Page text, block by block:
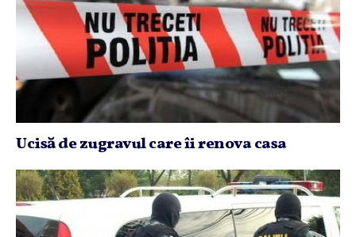
Ucisă de zugravul care îi renova casa